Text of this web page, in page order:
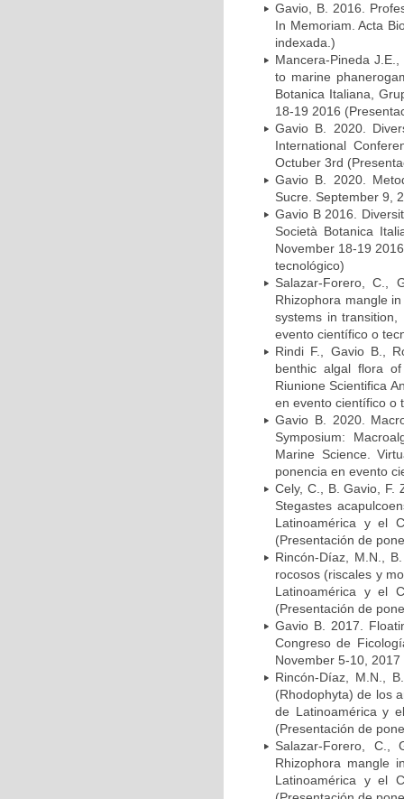
Gavio, B. 2016.
In Memoriam. Acta
indexada.)
Mancera-Pineda
to marine
Botanica Italiana,
18-19 2016
Gavio B. 2020.
International
Octuber 3rd
Gavio B. 2020.
Sucre. September 9,
Gavio B 2016.
Società Botanica
November 18-19
tecnológico)
Salazar-Forero, C.,
Rhizophora mangle
systems in
evento científico o
Rindi F., Gavio B.,
benthic algal flora
Riunione Scientifica
en evento científico o
Gavio B. 2020.
Symposium:
Marine Science.
ponencia en evento
Cely, C., B. Gavio, F.
Stegastes
Latinoamérica y el
(Presentación de
Rincón-Díaz, M.N.,
rocosos (riscales y
Latinoamérica y el
(Presentación de
Gavio B. 2017.
Congreso de
November 5-10,
Rincón-Díaz, M.N.,
(Rhodophyta) de los
de Latinoamérica y
(Presentación de
Salazar-Forero, C.,
Rhizophora mangle
Latinoamérica y el